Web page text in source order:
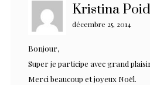
Kristina
décembre 25, 2014
Bonjour,
Super je participe avec grand
Merci beaucoup et joyeux Noël.